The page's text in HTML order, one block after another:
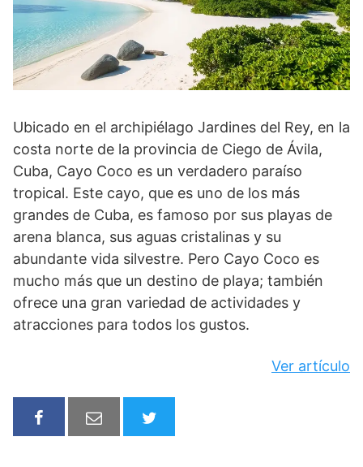
Ubicado en el archipiélago Jardines del Rey, en la
costa norte de la provincia de Ciego de Ávila,
Cuba, Cayo Coco es un verdadero paraíso
tropical. Este cayo, que es uno de los más
grandes de Cuba, es famoso por sus playas de
arena blanca, sus aguas cristalinas y su
abundante vida silvestre. Pero Cayo Coco es
mucho más que un destino de playa; también
ofrece una gran variedad de actividades y
atracciones para todos los gustos.
Ver artículo